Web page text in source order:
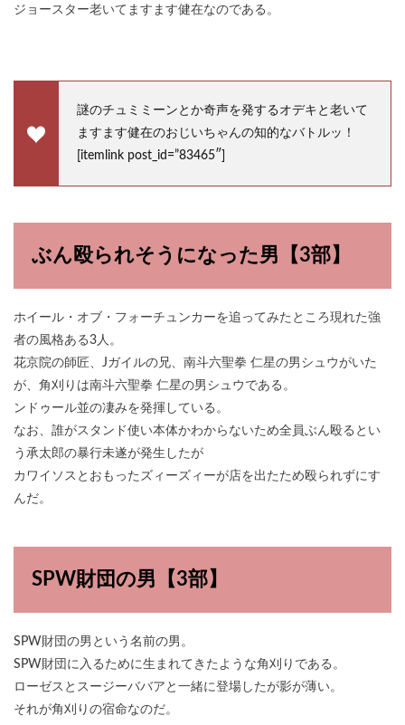
ジョースター老いてますます健在なのである。
謎のチュミミーンとか奇声を発するオデキと老いて
ますます健在のおじいちゃんの知的なバトルッ！
[itemlink post_id=”83465″]
ぶん殴られそうになった男【3部】
ホイール・オブ・フォーチュンカーを追ってみたところ現れた強
者の風格ある3人。
花京院の師匠、Jガイルの兄、南斗六聖拳 仁星の男シュウがいた
が、角刈りは南斗六聖拳 仁星の男シュウである。
ンドゥール並の凄みを発揮している。
なお、誰がスタンド使い本体かわからないため全員ぶん殴るとい
う承太郎の暴行未遂が発生したが
カワイソスとおもったズィーズィーが店を出たため殴られずにす
んだ。
SPW財団の男【3部】
SPW財団の男という名前の男。
SPW財団に入るために生まれてきたような角刈りである。
ローゼスとスージーババアと一緒に登場したが影が薄い。
それが角刈りの宿命なのだ。